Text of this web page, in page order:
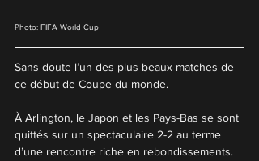
Photo: FIFA World Cup
Sans doute l’un des plus beaux matches de
ce début de Coupe du monde.
À Arlington, le Japon et les Pays-Bas se sont
quittés sur un spectaculaire 2-2 au terme
d’une rencontre riche en rebondissements.